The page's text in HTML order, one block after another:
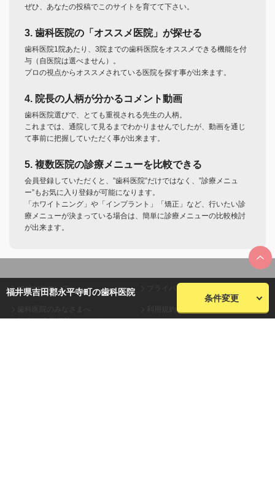
福井県吉田郡永平寺町の歯科医院
条件変更
ぜひ、あなたの投稿でこのサイトを育てて下さい。
3. 歯科医院の「オススメ医院」が探せる
歯科医院1院あたり、3院までの歯科医院をオススメできる機能を付
与（自医院は選べません）。
プロの視点からオススメされている医院を探す事が出来ます。
4. 院長の人柄が分かるコメント動画
歯科医院選びで、とても重視される先生の人柄。
これまでは、通院して見るまでわかりませんでしたが、動画を通じ
て事前に把握していただく事が出来ます。
5. 複数医院の診療メニューを比較できる
会員登録していただくと、”歯科医院”だけではなく、”診療メニュ
ー”もお気に入り登録が可能になります。
「ホワイトニング」や「インプラント」「矯正」など、行いたい診
療メニューが決まっている場合は、簡単に診療メニューの比較検討
が出来ます。
seekerについて
歯科医院のみなさまへ
(無料・有料掲載について)
プライバシーポリシー